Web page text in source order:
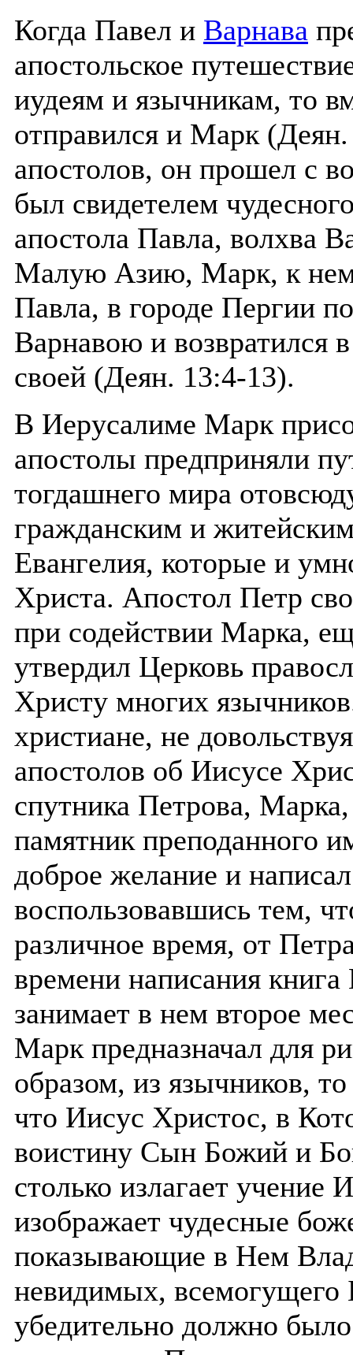
Когда Павел и Варнава
апостольское
иудеям и язычникам, то
отправился и Марк
апостолов, он прошел с
был свидетелем
апостола Павла, волхва
Малую Азию, Марк, к
Павла, в городе Пергии
Варнавою и возвратился
своей (Деян. 13:4-13).
В Иерусалиме Марк
апостолы предприняли
тогдашнего мира
гражданским и
Евангелия, которые и
Христа. Апостол Петр
при содействии Марка,
утвердил Церковь
Христу многих
христиане, не
апостолов об Иисусе
спутника Петрова,
памятник преподанного
доброе желание и
воспользовавшись тем,
различное время, от
времени написания
занимает в нем второе
Марк предназначал для
образом, из язычников,
что Иисус Христос, в
воистину Сын Божий и
столько излагает учение
изображает чудесные
показывающие в Нем
невидимых, всемогущего
убедительно должно